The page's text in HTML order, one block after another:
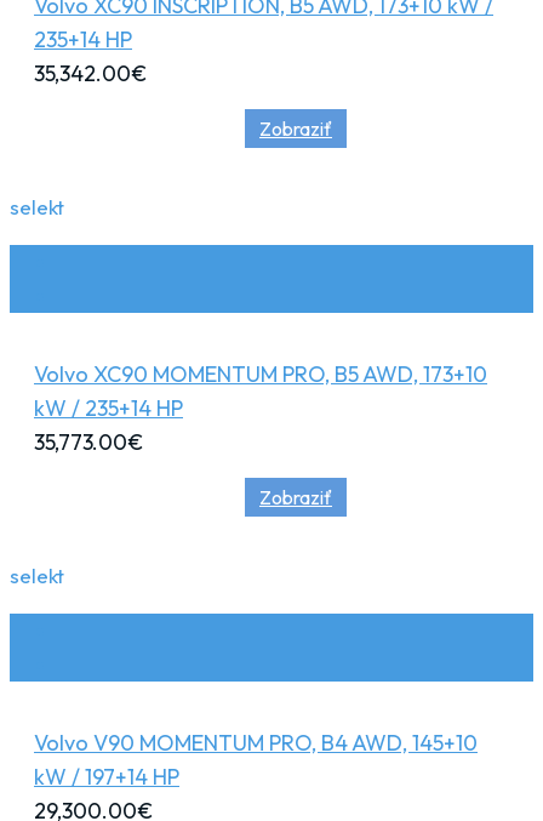
235+14 HP
35,342.00€
Zobraziť
selekt
Volvo XC90 MOMENTUM PRO, B5 AWD, 173+10
kW / 235+14 HP
35,773.00€
Zobraziť
selekt
Volvo V90 MOMENTUM PRO, B4 AWD, 145+10
kW / 197+14 HP
29,300.00€